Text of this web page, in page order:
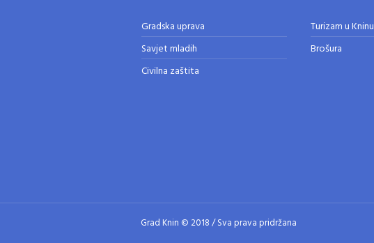
Gradska uprava
Savjet mladih
Civilna zaštita
Turizam u Kninu
Brošura
Grad Knin © 2018 / Sva prava pridržana